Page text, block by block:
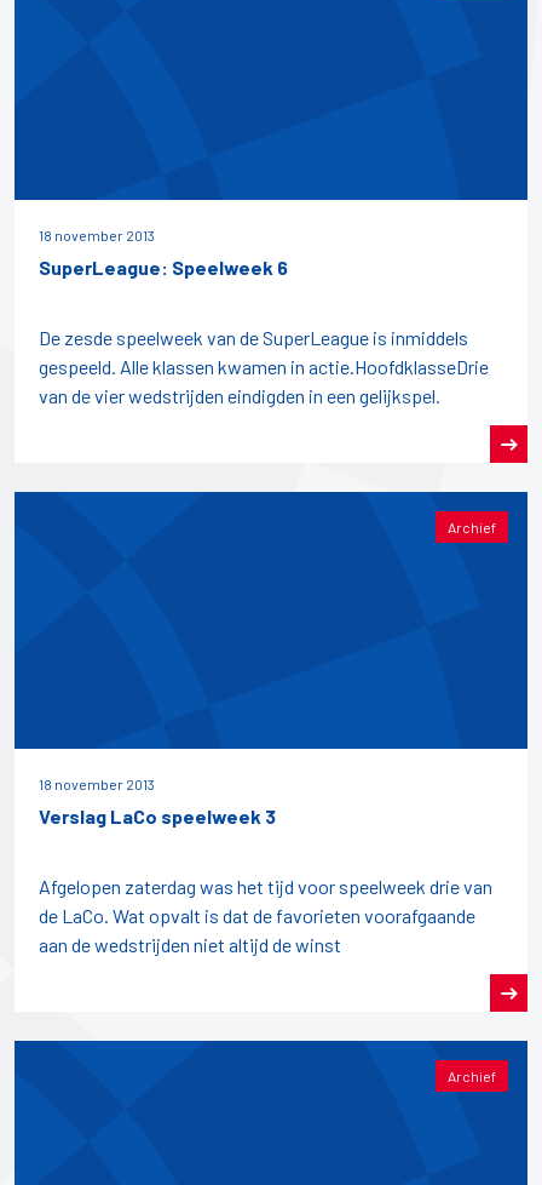
18 november 2013
SuperLeague: Speelweek 6
De zesde speelweek van de SuperLeague is inmiddels
gespeeld. Alle klassen kwamen in actie.HoofdklasseDrie
van de vier wedstrijden eindigden in een gelijkspel.
Archief
18 november 2013
Verslag LaCo speelweek 3
Afgelopen zaterdag was het tijd voor speelweek drie van
de LaCo. Wat opvalt is dat de favorieten voorafgaande
aan de wedstrijden niet altijd de winst
Archief